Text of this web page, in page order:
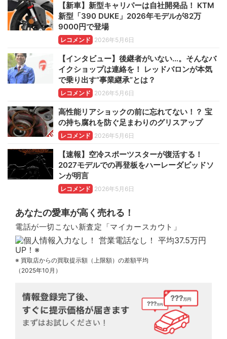
【新車】新型キャリパーは自社開発品！ KTM
新型「390 DUKE」2026年モデルが82万
9000円で登場
レコメンド 2026年5月6日
【インタビュー】後継者がいない…。そんなバ
イクショップは連絡を！ レッドバロンが本気
で乗り出す“事業継承”とは？
レコメンド 2026年5月6日
高性能リアショックの前に忘れてない！？ 宝
の持ち腐れを防ぐ足まわりのグリスアップ
レコメンド 2026年5月6日
【速報】空冷スポーツスターが復活する！
2027モデルでの再登板をハーレーダビッドソ
ンが明言
レコメンド 2026年5月6日
あなたの愛車が高く売れる！
電話が一切こない新査定「マイカースカウト」
※ 買取店からの買取提示額（上限額）の差額平均
（2025年10月）